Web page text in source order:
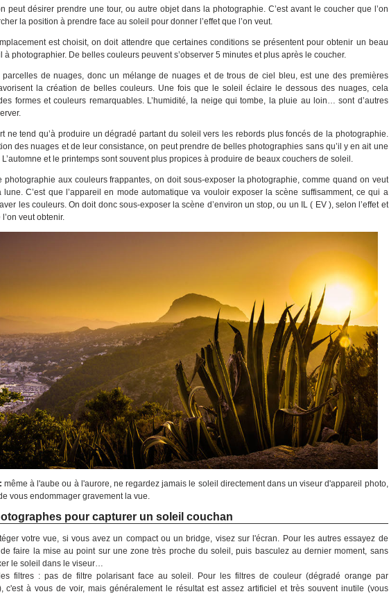
peut désirer prendre une tour, ou autre objet dans la photographie. C’est avant le coucher que l’on
la position à prendre face au soleil pour donner l’effet que l’on veut.
est choisit, on doit attendre que certaines conditions se présentent pour obtenir un beau
à photographier. De belles couleurs peuvent s’observer 5 minutes et plus après le coucher.
parcelles de nuages, donc un mélange de nuages et de trous de ciel bleu, est une des premières
la création de belles couleurs. Une fois que le soleil éclaire le dessous des nuages, cela
formes et couleurs remarquables. L’humidité, la neige qui tombe, la pluie au loin… sont d’autres
ne tend qu’à produire un dégradé partant du soleil vers les rebords plus foncés de la photographie.
des nuages et de leur consistance, on peut prendre de belles photographies sans qu’il y en ait une
et le printemps sont souvent plus propices à produire de beaux couchers de soleil.
photographie aux couleurs frappantes, on doit sous-exposer la photographie, comme quand on veut
lune. C’est que l’appareil en mode automatique va vouloir exposer la scène suffisamment, ce qui a
les couleurs. On doit donc sous-exposer la scène d’environ un stop, ou un IL ( EV ), selon l’effet et
veut obtenir.
même à l'aube ou à l'aurore, ne regardez jamais le soleil directement dans un viseur d'appareil photo,
vous endommager gravement la vue.
pour capturer un soleil couchan
votre vue, si vous avez un compact ou un bridge, visez sur l'écran. Pour les autres essayez de
faire la mise au point sur une zone très proche du soleil, puis basculez au dernier moment, sans
le soleil dans le viseur…
filtres : pas de filtre polarisant face au soleil. Pour les filtres de couleur (dégradé orange par
c'est à vous de voir, mais généralement le résultat est assez artificiel et très souvent inutile (vous